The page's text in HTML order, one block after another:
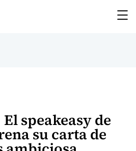
speakeasy de
su carta de